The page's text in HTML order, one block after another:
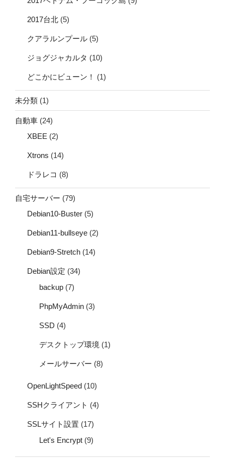
2017台北 (5)
クアラルンプール (5)
ジョグジャカルタ (10)
どこかにビューン！ (1)
未分類 (1)
自動車 (24)
XBEE (2)
Xtrons (14)
ドラレコ (8)
自宅サーバー (79)
Debian10-Buster (5)
Debian11-bullseye (2)
Debian9-Stretch (14)
Debian設定 (34)
backup (7)
PhpMyAdmin (3)
SSD (4)
デスクトップ環境 (1)
メールサーバー (8)
OpenLightSpeed (10)
SSHクライアント (4)
SSLサイト設置 (17)
Let's Encrypt (9)